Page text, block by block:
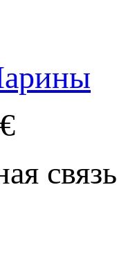
связь